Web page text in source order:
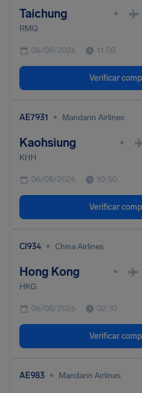
Taichung •
RMQ
06/08/2026 11:00
Verificar
AE7931 • Mandarin Airlines
Kaohsiung •
KHH
06/08/2026 10:50
Verificar
CI934 • China Airlines
Hong Kong •
HKG
06/08/2026 02:10
Verificar
AE983 • Mandarin Airlines